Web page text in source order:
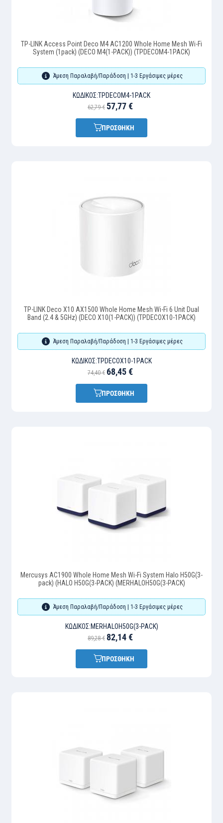
TP-LINK Access Point Deco M4 AC1200 Whole Home Mesh Wi-Fi
System (1pack) (DECO M4(1-PACK)) (TPDECOM4-1PACK)
Άμεση Παραλαβή/Παράδοση | 1-3 Εργάσιμες μέρες
ΚΩΔΙΚΌΣ:TPDECOM4-1PACK
62,79 € 57,77 €
ΠΡΟΣΘΗΚΗ
TP-LINK Deco X10 AX1500 Whole Home Mesh Wi-Fi 6 Unit Dual
Band (2.4 & 5GHz) (DECO X10(1-PACK)) (TPDECOX10-1PACK)
Άμεση Παραλαβή/Παράδοση | 1-3 Εργάσιμες μέρες
ΚΩΔΙΚΌΣ:TPDECOX10-1PACK
74,40 € 68,45 €
ΠΡΟΣΘΗΚΗ
Mercusys AC1900 Whole Home Mesh Wi-Fi System Halo H50G(3-
pack) (HALO H50G(3-PACK) (MERHALOH50G(3-PACK)
Άμεση Παραλαβή/Παράδοση | 1-3 Εργάσιμες μέρες
ΚΩΔΙΚΌΣ:MERHALOH50G(3-PACK)
89,28 € 82,14 €
ΠΡΟΣΘΗΚΗ